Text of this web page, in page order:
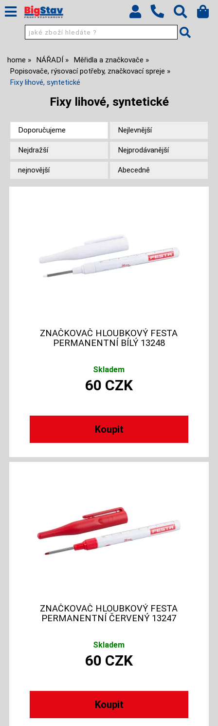
home NÁŘADÍ
Měřidla a značkovače
Popisovače, rýsovací potřeby, značkovací spreje
Fixy lihové, syntetické
Fixy lihové, syntetické
Doporučujeme Nejlevnější
Nejdražší Nejprodávanější
nejnovější Abecedně
ZNAČKOVAČ HLOUBKOVÝ FESTA
PERMANENTNÍ BÍLÝ 13248
Skladem
60 CZK
ZNAČKOVAČ HLOUBKOVÝ FESTA
PERMANENTNÍ ČERVENÝ 13247
Skladem
60 CZK